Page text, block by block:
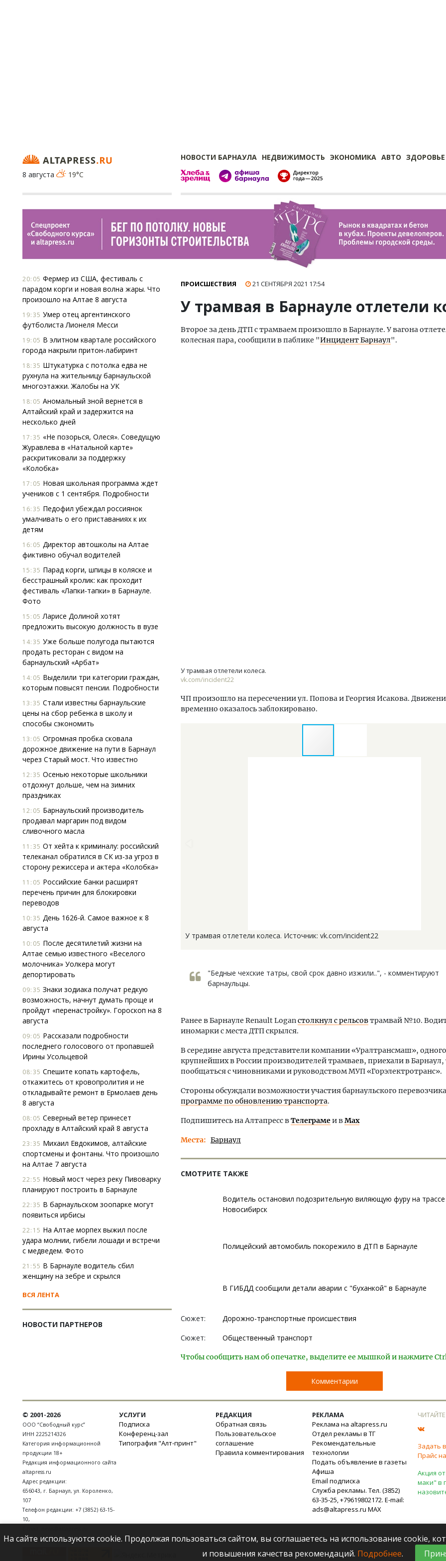
НОВОСТИ БАРНАУЛА НЕДВИЖИМОСТЬ ЭКОНОМИКА АВТО ЗДОРОВЬЕ
8 августа
19°C
20:05 Фермер из США, фестиваль с
парадом корги и новая волна жары. Что
произошло на Алтае 8 августа
19:35 Умер отец аргентинского
футболиста Лионеля Месси
19:05 В элитном квартале российского
города накрыли притон-лабиринт
18:35 Штукатурка с потолка едва не
рухнула на жительницу барнаульской
многоэтажки. Жалобы на УК
18:05 Аномальный зной вернется в
Алтайский край и задержится на
несколько дней
17:35 «Не позорься, Олеся». Соведущую
Журавлева в «Натальной карте»
раскритиковали за поддержку
«Колобка»
17:05 Новая школьная программа ждет
учеников с 1 сентября. Подробности
16:35 Педофил убеждал россиянок
умалчивать о его приставаниях к их
детям
16:05 Директор автошколы на Алтае
фиктивно обучал водителей
15:35 Парад корги, шпицы в коляске и
бесстрашный кролик: как проходит
фестиваль «Лапки-тапки» в Барнауле.
Фото
15:05 Ларисе Долиной хотят
предложить высокую должность в вузе
14:35 Уже больше полугода пытаются
продать ресторан с видом на
барнаульский «Арбат»
14:05 Выделили три категории граждан,
которым повысят пенсии. Подробности
13:35 Стали известны барнаульские
цены на сбор ребенка в школу и
способы сэкономить
13:05 Огромная пробка сковала
дорожное движение на пути в Барнаул
через Старый мост. Что известно
12:35 Осенью некоторые школьники
отдохнут дольше, чем на зимних
праздниках
12:05 Барнаульский производитель
продавал маргарин под видом
сливочного масла
11:35 От хейта к криминалу: российский
телеканал обратился в СК из-за угроз в
сторону режиссера и актера «Колобка»
11:05 Российские банки расширят
перечень причин для блокировки
переводов
10:35 День 1626-й. Самое важное к 8
августа
10:05 После десятилетий жизни на
Алтае семью известного «Веселого
молочника» Уолкера могут
депортировать
09:35 Знаки зодиака получат редкую
возможность, начнут думать проще и
пройдут «перенастройку». Гороскоп на 8
августа
09:05 Рассказали подробности
последнего голосового от пропавшей
Ирины Усольцевой
08:35 Спешите копать картофель,
откажитесь от кровопролития и не
откладывайте ремонт в Ермолаев день
8 августа
08:05 Северный ветер принесет
прохладу в Алтайский край 8 августа
23:35 Михаил Евдокимов, алтайские
спортсмены и фонтаны. Что произошло
на Алтае 7 августа
22:55 Новый мост через реку Пивоварку
планируют построить в Барнауле
22:35 В барнаульском зоопарке могут
появиться ирбисы
22:15 На Алтае морпех выжил после
удара молнии, гибели лошади и встречи
с медведем. Фото
21:55 В Барнауле водитель сбил
женщину на зебре и скрылся
ВСЯ ЛЕНТА
НОВОСТИ ПАРТНЕРОВ
ПРОИСШЕСТВИЯ 21 СЕНТЯБРЯ 2021 17:54
У трамвая в Барнауле отлетели
Второе за день ДТП с трамваем произошло в Барнауле. У вагона
колесная пара, сообщили в паблике "Инцидент Барнаул".
У трамвая отлетели колеса.
vk.com/incident22
ЧП произошло на пересечении ул. Попова и Георгия Исакова.
временно оказалось заблокировано.
У трамвая отлетели колеса. Источник: vk.com/incident22
"Бедные чехские татры, свой срок давно изжили..", - комментируют
барнаульцы.
Ранее в Барнауле Renault Loganстолкнул с рельсовтрамвай №10.
иномарки с места ДТП скрылся.
В середине августа представители компании «Уралтрансмаш»,
крупнейших в России производителей трамваев, приехали в
пообщаться с чиновниками и руководством МУП «Горэлектротранс».
Стороны обсуждали возможности участия барнаульского
программе по обновлению транспорта.
Подпишитесь на Алтапресс вТелеграмеи вMax
Места Барнаул
СМОТРИТЕ ТАКЖЕ
Водитель остановил подозрительную виляющую фуру на трассе
Новосибирск
Полицейский автомобиль покорежило в ДТП в Барнауле
В ГИБДД сообщили детали аварии с "буханкой" в Барнауле
Сюжет: Дорожно-транспортные происшествия
Сюжет: Общественный транспорт
Чтобы сообщить нам об опечатке, выделите ее мышкой и нажмите
Комментарии
Генеральный директор компании
ЗИАС — об эстетике городов,
трендах в фасадах и развитии рынка
СТРОИТЕЛЬСТВО
© 2001-2026
ООО “Свободный курс”
ИНН 2225214326
Категория информационной
продукции 18+
Редакция информационного сайта
altapress.ru
Адрес редакции:
656043, г. Барнаул, ул. Короленко,
107
Телефон редакции: +7 (3852) 63-15-
10,
УСЛУГИ
Подписка
Конференц-зал
Типография "Алт-принт"
РЕДАКЦИЯ
Обратная связь
Пользовательское
соглашение
Правила комментирования
РЕКЛАМА
Реклама на altapress.ru
Отдел рекламы в ТГ
Рекомендательные
технологии
Подать объявление в газеты
Афиша
Email подписка
Служба рекламы. Тел. (3852)
63-35-25, +79619802172. E-mail:
ads@altapress.ru MAX
Задать
Прайс
Акция
маки" в
На сайте используются cookie. Продолжая пользоваться сайтом, вы соглашаетесь на использование cookie,
и повышения качества рекомендаций. Подробнее.